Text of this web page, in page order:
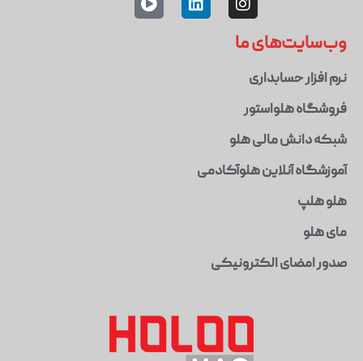
وب‌سایت‌های ما
نرم افزار حسابداری
فروشگاه هلواستور
شبکه دانش مالی هلو
آموزشگاه آنلاین هلوآکادمی
هلو هلپ
مای هلو
صدور امضای الکترونیکی